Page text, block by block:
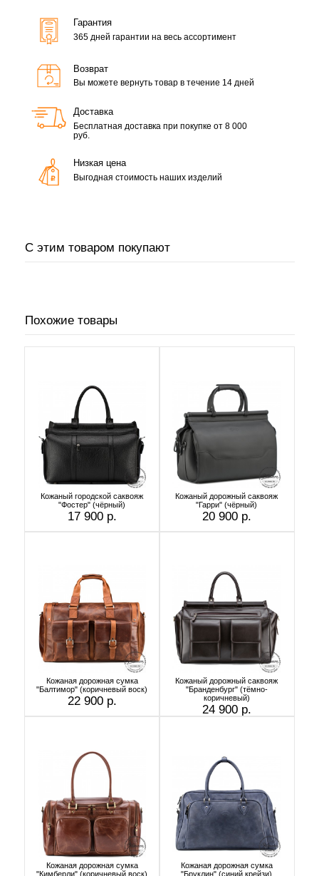
Гарантия
365 дней гарантии на весь ассортимент
Возврат
Вы можете вернуть товар в течение 14 дней
Доставка
Бесплатная доставка при покупке от 8 000
руб.
Низкая цена
Выгодная стоимость наших изделий
С этим товаром покупают
Похожие товары
Кожаный городской саквояж
"Фостер" (чёрный)
17 900 р.
Кожаный дорожный саквояж
"Гарри" (чёрный)
20 900 р.
Кожаная дорожная сумка
"Балтимор" (коричневый воск)
22 900 р.
Кожаный дорожный саквояж
"Бранденбург" (тёмно-
коричневый)
24 900 р.
Кожаная дорожная сумка
"Кимберли" (коричневый воск)
Кожаная дорожная сумка
"Бруклин" (синий крейзи)